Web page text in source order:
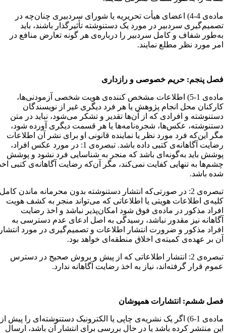
ماده‌ی 4-4) اعضای هیأت تحریریه یا شورای سردبیری چنان‌چه در
سردبیر در مورد یک دستنوشته تأثیرگذار باشند، باید
شفاف و کامل سردبیر را دربار‌ه‌ی هر گونه تعارض منافع در
مورد نظر مطلع نمایند.
پنجم: حریم خصوصی و رازداری
ماده‌ی 1-5) اطلاعات مشخص کننده‌ی هویت شخصی آزمودنی‌ها،
محل انجام پژوهش یا هر فرد دیگری غیر از نویسندگان
و افرادی که از آن‌ها تقدیر و تشکر می‌شود، نباید در متن
عکس‌ها، شجره‌نامه‌ها یا هر قسمت دیگری آورده شود،
این‌که فرد مورد نظر یا نماینده قانونی او برای نشر آن اطلاعات
رضایت آگاهانه‌ی کتبی داده باشد. تبصره‌ی 1: در مورد عکس افراد،
باید به‌گونه‌ای باشد که منجر به شناسایی فرد نشود و پوشش
به تنهایی کفایت نمی‌کند، مگر آن‌که رضایت آگاهانه‌ی کتبی اخذ
باشد.
تبصره‌ی 2: در صورتی‌که انتشار دستنوشته بدون محرمانه ماندن کامل
اطلاعات هویتی یا اطلاعاتی که می‌تواند منجر به کشف هویت
مذکور در ماده‌ی فوق شود امکان‌پذیر نباشد و اخذ رضایت
نیز مقدور نباشد، رسیدگی به اصل ادعای عدم دسترسی به
مذکور و ضرورت انتشار اطلاعات و تصمیم‌گیری در مورد انتشار
بر عهده‌ی کمیته‌ی اخلاق منطقه‌ای خواهد بود.
تبصره‌ی 2: انتشار اطلاعاتی که از پیش و بروش صحیح در دسترس
قرار گرفته‌اند، نیاز به اخذ رضایت آگاهانه ندارد.
ششم: انتشارات همپوشان
ماده‌ی 1-6) اگر یک نشریه‌ی چاپی یا الکترونیک دستنوشته‌ای را پیش از
منتشر کرده باشد یا در حال بررسی برای انتشار آن باشد، ارسال